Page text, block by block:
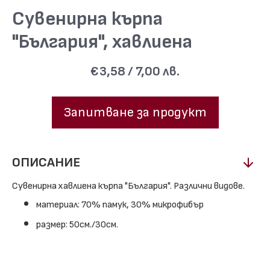
Сувенирна кърпа
"България", хавлиена
€3,58 / 7,00 лв.
Запитване за продукт
ОПИСАНИЕ
Сувенирна хавлиена кърпа "България". Различни видове.
материал: 70% памук, 30% микрофибър
размер: 50см./30см.